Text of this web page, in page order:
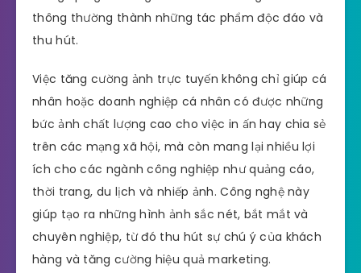
thông thường thành những tác phẩm độc đáo và
thu hút.
Việc tăng cường ảnh trực tuyến không chỉ giúp cá
nhân hoặc doanh nghiệp cá nhân có được những
bức ảnh chất lượng cao cho việc in ấn hay chia sẻ
trên các mạng xã hội, mà còn mang lại nhiều lợi
ích cho các ngành công nghiệp như quảng cáo,
thời trang, du lịch và nhiếp ảnh. Công nghệ này
giúp tạo ra những hình ảnh sắc nét, bắt mắt và
chuyên nghiệp, từ đó thu hút sự chú ý của khách
hàng và tăng cường hiệu quả marketing.